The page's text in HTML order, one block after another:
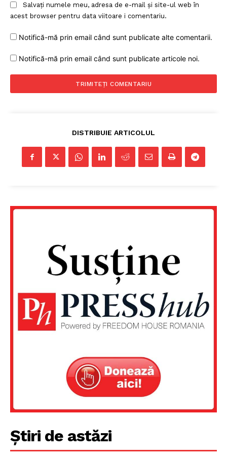
Salvați numele meu, adresa de e-mail și site-ul web în
acest browser pentru data viitoare i comentariu.
Notifică-mă prin email când sunt publicate alte comentarii.
Notifică-mă prin email când sunt publicate articole noi.
DISTRIBUIE ARTICOLUL
Știri de astăzi